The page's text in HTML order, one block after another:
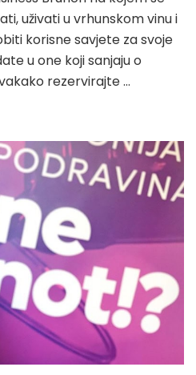
uživati u vrhunskom vinu i
korisne savjete za svoje
u one koji sanjaju o
rezervirajte …